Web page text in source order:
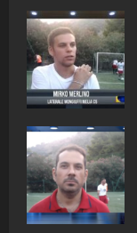
4
5